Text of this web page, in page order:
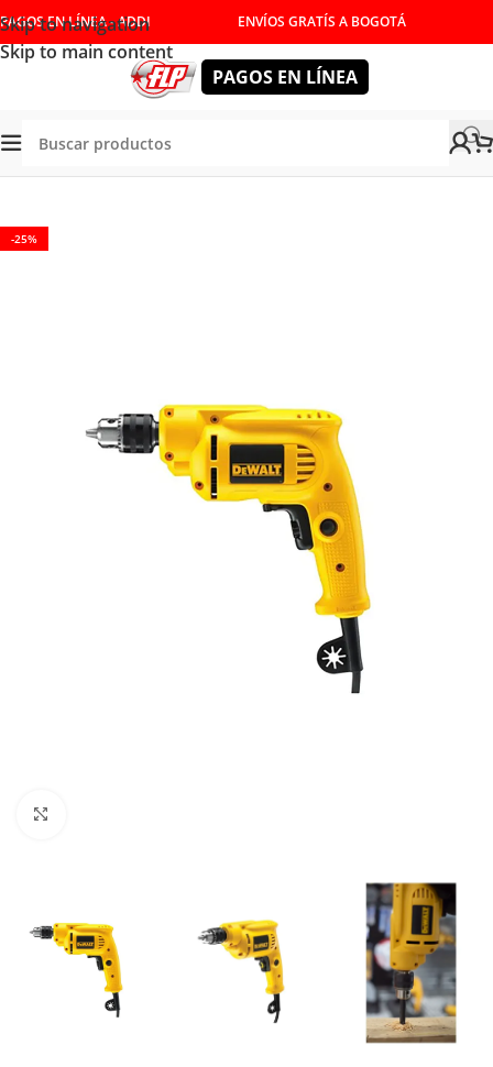
Skip to navigation
Skip to main content
PAGOS EN LÍNEA - ADDI ENVÍOS GRATÍS A BOGOTÁ
PAGOS EN LÍNEA
Tienda/HERRAMIENTAS ELÉCTRICAS
-25%